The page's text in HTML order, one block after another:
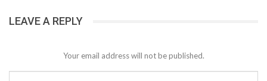
LEAVE A REPLY
Your email address will not be published.